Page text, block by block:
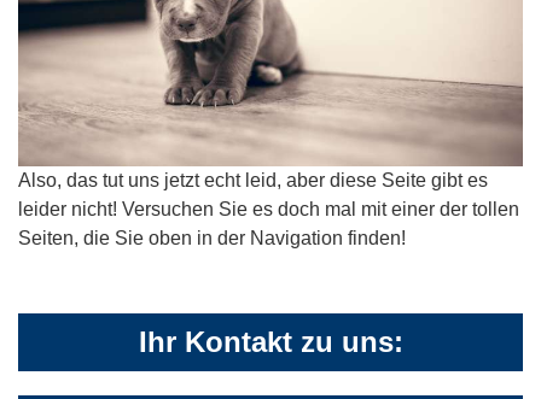
Also, das tut uns jetzt echt leid, aber diese Seite gibt es
leider nicht! Versuchen Sie es doch mal mit einer der tollen
Seiten, die Sie oben in der Navigation finden!
Ihr Kontakt zu uns: